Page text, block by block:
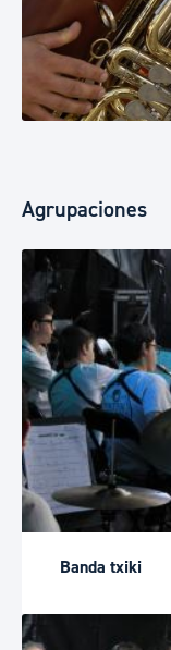
Agrupaciones
Banda txiki